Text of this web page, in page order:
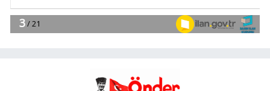
10:00